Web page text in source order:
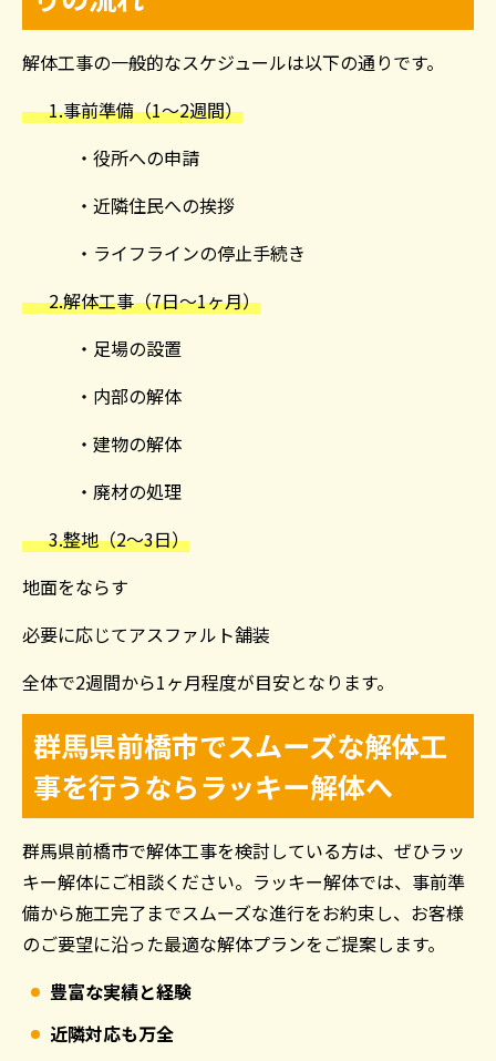
解体工事の一般的なスケジュールは以下の通りです。
1.事前準備（1〜2週間）
・役所への申請
・近隣住民への挨拶
・ライフラインの停止手続き
2.解体工事（7日〜1ヶ月）
・足場の設置
・内部の解体
・建物の解体
・廃材の処理
3.整地（2〜3日）
地面をならす
必要に応じてアスファルト舗装
全体で2週間から1ヶ月程度が目安となります。
群馬県前橋市でスムーズな解体工
事を行うならラッキー解体へ
群馬県前橋市で解体工事を検討している方は、ぜひラッ
キー解体にご相談ください。ラッキー解体では、事前準
備から施工完了までスムーズな進行をお約束し、お客様
のご要望に沿った最適な解体プランをご提案します。
豊富な実績と経験
近隣対応も万全